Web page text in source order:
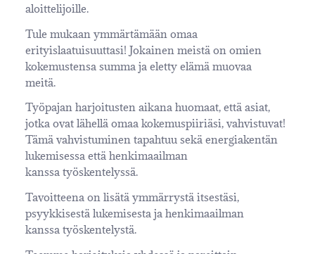
aloittelijoille.
Tule mukaan ymmärtämään omaa
erityislaatuisuuttasi! Jokainen meistä on omien
kokemustensa summa ja eletty elämä muovaa
meitä.
Työpajan harjoitusten aikana huomaat, että asiat,
jotka ovat lähellä omaa kokemuspiiriäsi, vahvistuvat!
Tämä vahvistuminen tapahtuu sekä energiakentän
lukemisessa että henkimaailman
kanssa työskentelyssä.
Tavoitteena on lisätä ymmärrystä itsestäsi,
psyykkisestä lukemisesta ja henkimaailman
kanssa työskentelystä.